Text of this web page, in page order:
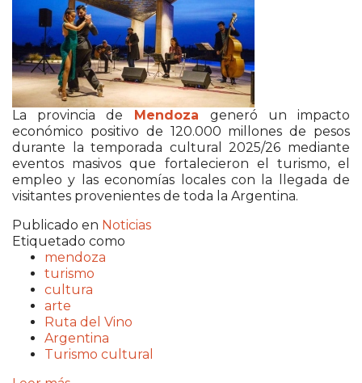
La provincia de Mendoza
generó un impacto
económico positivo de 120.000 millones de pesos
durante la temporada cultural 2025/26 mediante
eventos masivos que fortalecieron el turismo, el
empleo y las economías locales con la llegada de
visitantes provenientes de toda la Argentina.
Publicado en Noticias
Etiquetado como
mendoza
turismo
cultura
arte
Ruta del Vino
Argentina
Turismo cultural